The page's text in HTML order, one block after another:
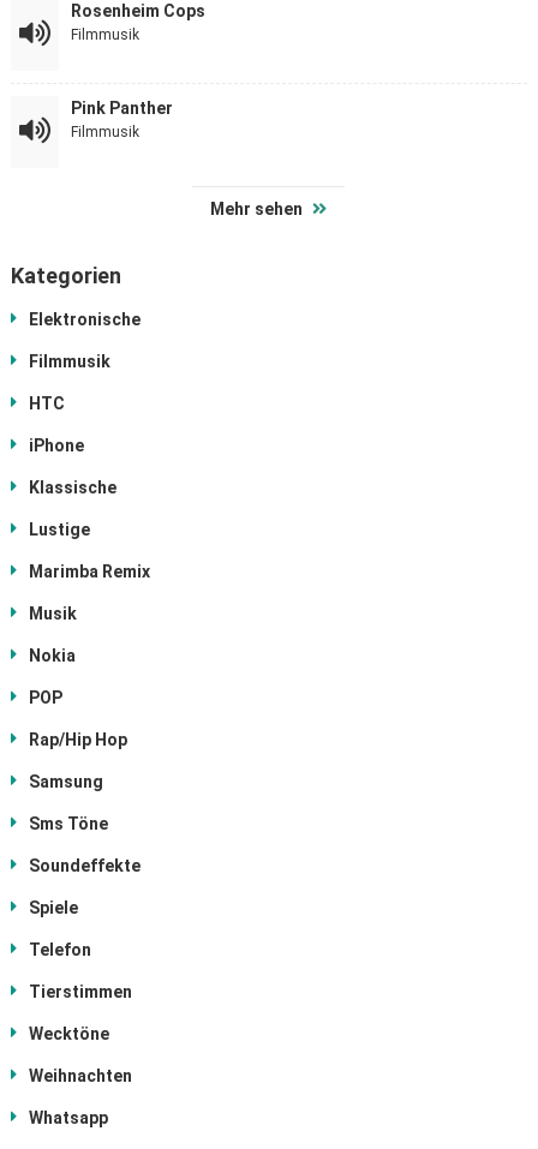
Rosenheim Cops
Filmmusik
Pink Panther
Filmmusik
Mehr sehen
Kategorien
Elektronische
Filmmusik
HTC
iPhone
Klassische
Lustige
Marimba Remix
Musik
Nokia
POP
Rap/Hip Hop
Samsung
Sms Töne
Soundeffekte
Spiele
Telefon
Tierstimmen
Wecktöne
Weihnachten
Whatsapp